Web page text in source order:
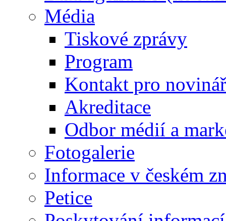
Média
Tiskové zprávy
Program
Kontakt pro
Akreditace
Odbor médií a
Fotogalerie
Informace v českém
Petice